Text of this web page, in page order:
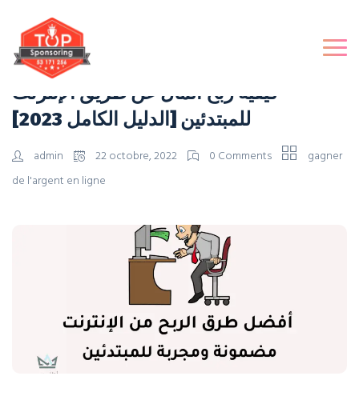
كيفية ربح المال عن طريق الإنترنت
للمبتدئين [الدليل الكامل 2023]
admin 22 octobre, 2022 0 Comments
gagner
de l'argent en ligne